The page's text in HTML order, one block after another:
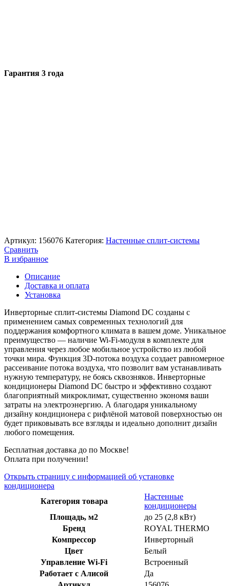
Гарантия 3 года
Артикул: 156076 Категория: Настенные сплит-системы
Сравнить
В избранное
Описание
Доставка и оплата
Установка
Инверторные сплит-системы Diamond DC созданы с
применением самых современных технологий для
поддержания комфортного климата в вашем доме. Уникальное
преимущество — наличие Wi-Fi-модуля в комплекте для
управления через любое мобильное устройство из любой
точки мира. Функция 3D-потока воздуха создает равномерное
рассеивание потока воздуха, что позволит вам устанавливать
нужную температуру, не боясь сквозняков. Инверторные
кондиционеры Diamond DC быстро и эффективно создают
благоприятный микроклимат, существенно экономя ваши
затраты на электроэнергию. А благодаря уникальному
дизайну кондиционера с рифлёной матовой поверхностью он
будет приковывать все взгляды и идеально дополнит дизайн
любого помещения.
Бесплатная доставка до по Москве!
Оплата при получении!
Открыть страницу с информацией об установке
кондиционера
Категория товара
Настенные
кондиционеры
Площадь, м2
до 25 (2,8 кВт)
Бренд
ROYAL THERMO
Компрессор
Инверторный
Цвет
Белый
Управление Wi-Fi
Встроенный
Работает с Алисой
Да